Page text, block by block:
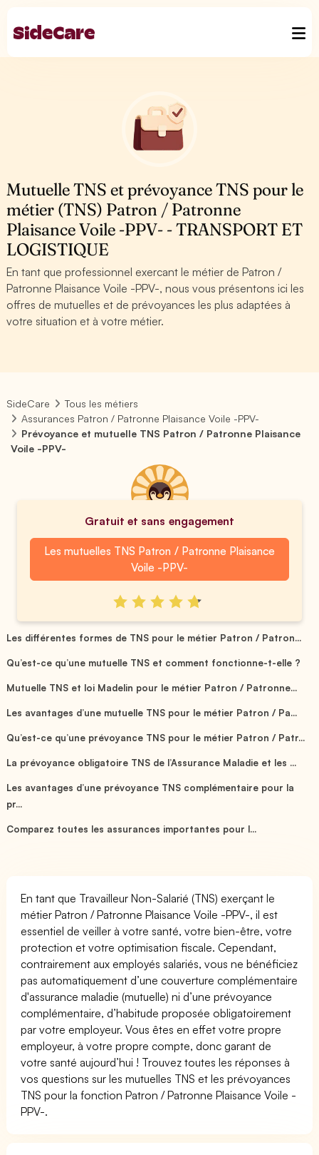
Mutuelle TNS et prévoyance TNS pour le
métier (TNS) Patron / Patronne
Plaisance Voile -PPV- - TRANSPORT ET
LOGISTIQUE
En tant que professionnel exercant le métier de Patron /
Patronne Plaisance Voile -PPV-, nous vous présentons ici les
offres de mutuelles et de prévoyances les plus adaptées à
votre situation et à votre métier.
SideCare
Tous les métiers
Assurances Patron / Patronne Plaisance Voile -PPV-
Prévoyance et mutuelle TNS Patron / Patronne Plaisance
Voile -PPV-
Gratuit et sans engagement
Les mutuelles TNS Patron / Patronne Plaisance
Voile -PPV-
Les différentes formes de TNS pour le métier Patron / Patron...
Qu’est-ce qu’une mutuelle TNS et comment fonctionne-t-elle ?
Mutuelle TNS et loi Madelin pour le métier Patron / Patronne...
Les avantages d’une mutuelle TNS pour le métier Patron / Pa...
Qu’est-ce qu’une prévoyance TNS pour le métier Patron / Patr...
La prévoyance obligatoire TNS de l’Assurance Maladie et les ...
Les avantages d’une prévoyance TNS complémentaire pour la
pr...
Comparez toutes les assurances importantes pour l...
En tant que Travailleur Non-Salarié (TNS) exerçant le
métier Patron / Patronne Plaisance Voile -PPV-, il est
essentiel de veiller à votre santé, votre bien-être, votre
protection et votre optimisation fiscale. Cependant,
contrairement aux employés salariés, vous ne bénéficiez
pas automatiquement d’une couverture complémentaire
d'assurance maladie (mutuelle) ni d’une prévoyance
complémentaire, d’habitude proposée obligatoirement
par votre employeur. Vous êtes en effet votre propre
employeur, à votre propre compte, donc garant de
votre santé aujourd’hui ! Trouvez toutes les réponses à
vos questions sur les mutuelles TNS et les prévoyances
TNS pour la fonction Patron / Patronne Plaisance Voile -
PPV-.